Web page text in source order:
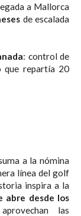
a Mallorca
de escalada
: control de
que repartía 20
golf
inspira a la
abre desde los
las